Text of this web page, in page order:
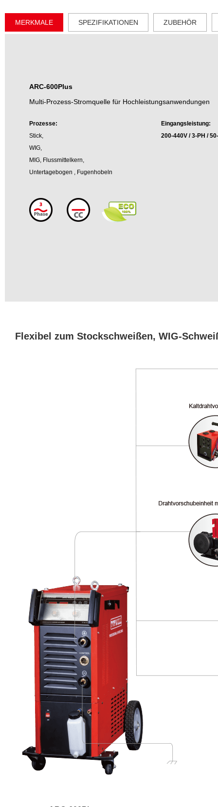
MERKMALE SPEZIFIKATIONEN ZUBEHÖR
ARC-600Plus
Multi-Prozess-Stromquelle für Hochleistungsanwendungen
Prozesse:
Stick,
WIG,
MIG, Flussmittelkern,
Untertagebogen , Fugenhobeln
Eingangsleistung:
200-440V / 3-PH /
Flexibel zum Stockschweißen, WIG-